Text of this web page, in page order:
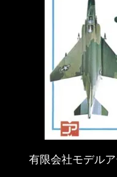
有限会社モデル